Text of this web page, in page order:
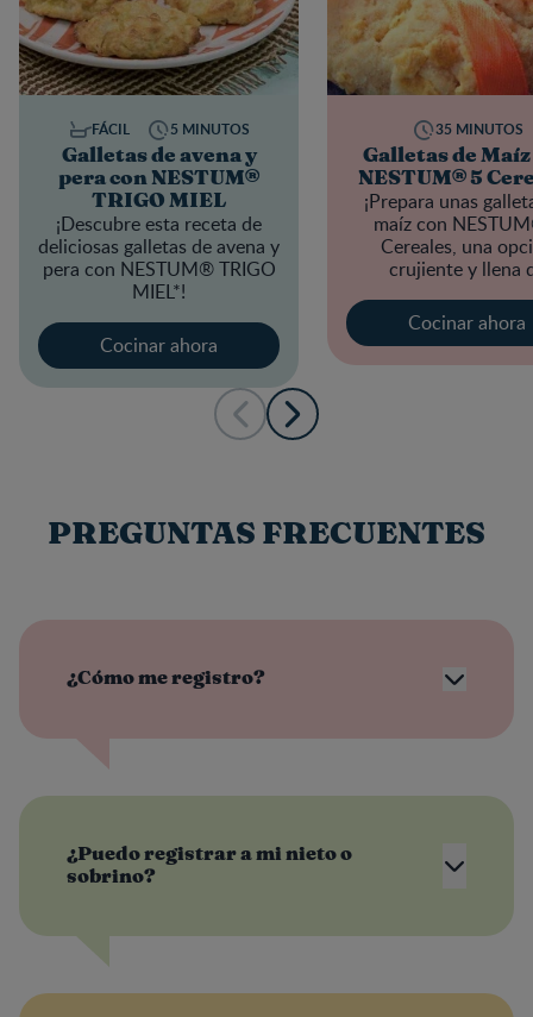
Galletas de avena y
pera con NESTUM®
TRIGO MIEL
¡Descubre esta receta de
deliciosas galletas de avena y
pera con NESTUM® TRIGO
MIEL*!
FÁCIL 5 MINUTOS
Cocinar ahora
Galletas de
NESTUM® 5
¡Prepara unas
maíz con
Cereales, una
crujiente y llena
35 MINUTOS
Cocinar ahora
PREGUNTAS FRECUENTES
¿Cómo me registro?
¿Puedo registrar a mi nieto o
sobrino?